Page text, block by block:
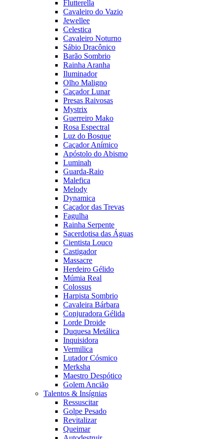
Flutterella
Cavaleiro do Vazio
Jewellee
Celestica
Cavaleiro Noturno
Sábio Dracônico
Barão Sombrio
Rainha Aranha
Iluminador
Olho Maligno
Caçador Lunar
Presas Raivosas
Mystrix
Guerreiro Mako
Rosa Espectral
Luz do Bosque
Caçador Anímico
Apóstolo do Abismo
Luminah
Guarda-Raio
Malefica
Melody
Dynamica
Caçador das Trevas
Fagulha
Rainha Serpente
Sacerdotisa das Águas
Cientista Louco
Castigador
Massacre
Herdeiro Gélido
Múmia Real
Colossus
Harpista Sombrio
Cavaleira Bárbara
Conjuradora Gélida
Lorde Droide
Duquesa Metálica
Inquisidora
Vermilica
Lutador Cósmico
Merksha
Maestro Despótico
Golem Ancião
Talentos & Insígnias
Ressuscitar
Golpe Pesado
Revitalizar
Queimar